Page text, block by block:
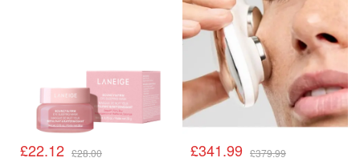
£22.12 £28.00 £341.99 £379.99